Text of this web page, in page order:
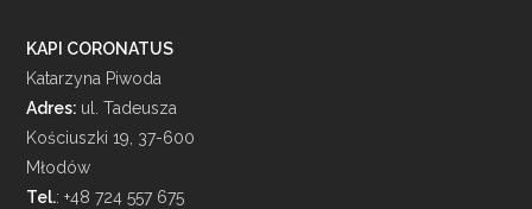
KAPI CORONATUS
Katarzyna Piwoda
Adres: ul. Tadeusza
Kościuszki 19, 37-600
Młodów
Tel.: +48 724 557 675